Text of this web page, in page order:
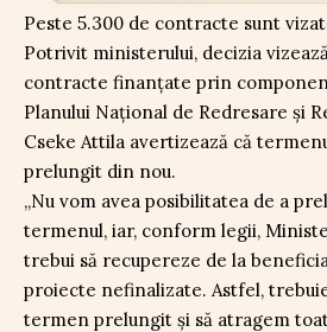
Peste 5.300 de contracte sunt
Potrivit ministerului, decizia
contracte finanțate prin
Planului Național de Redresare și
Cseke Attila avertizează că
prelungit din nou.
„Nu vom avea posibilitatea de a
termenul, iar, conform legii,
trebui să recupereze de la
proiecte nefinalizate. Astfel,
termen prelungit și să atragem